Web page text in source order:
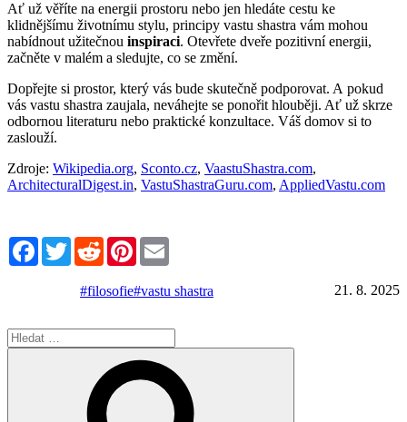
Ať už věříte na energii prostoru nebo jen hledáte cestu ke
klidnějšímu životnímu stylu, principy vastu shastra vám mohou
nabídnout užitečnou inspiraci. Otevřete dveře pozitivní energii,
začněte v malém a sledujte, co se změní.
Dopřejte si prostor, který vás bude skutečně podporovat. A pokud
vás vastu shastra zaujala, neváhejte se ponořit hlouběji. Ať už skrze
odbornou literaturu nebo praktické konzultace. Váš domov si to
zaslouží.
Zdroje: Wikipedia.org, Sconto.cz, VaastuShastra.com,
ArchitecturalDigest.in, VastuShastraGuru.com, AppliedVastu.com
FacebookTwitterRedditPinterest
21. 8. 2025
#filosofie#vastu shastra
Hledat: